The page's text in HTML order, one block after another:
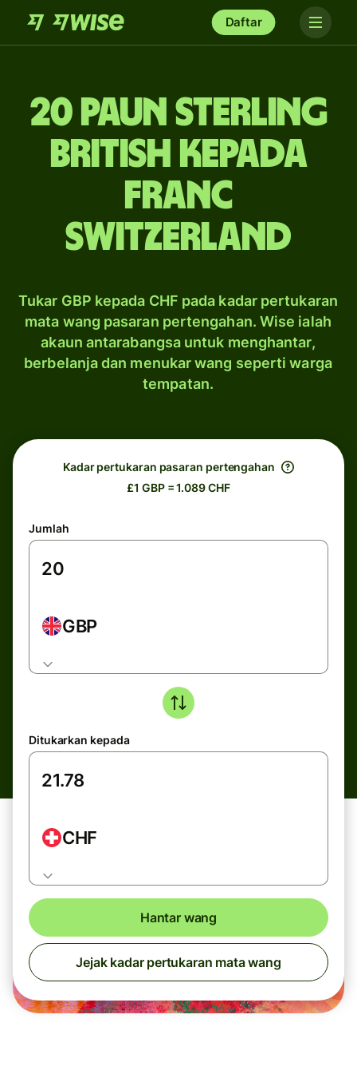
Daftar
20 paun sterling
British kepada
franc
Switzerland
Tukar GBP kepada CHF pada kadar pertukaran
mata wang pasaran pertengahan. Wise ialah
akaun antarabangsa untuk menghantar,
berbelanja dan menukar wang seperti warga
tempatan.
Kadar pertukaran pasaran pertengahan
£1 GBP = 1.089 CHF
Jumlah
GBP
Ditukarkan kepada
CHF
Hantar wang
Jejak kadar pertukaran mata wang